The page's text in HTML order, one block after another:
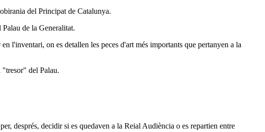
del Principat de Catalunya.
de la Generalitat.
l'inventari, on es detallen les peces d'art més importants que pertanyen a la
del Palau.
després, decidir si es quedaven a la Reial Audiència o es repartien entre